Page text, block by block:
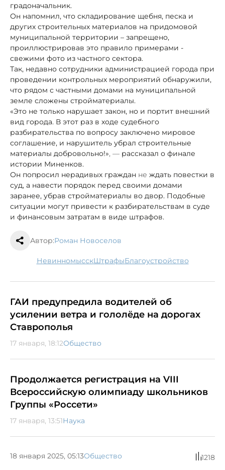
градоначальник.
Он напомнил, что складирование щебня, песка и
других строительных материалов на придомовой
муниципальной территории – запрещено,
проиллюстрировав это правило примерами -
свежими фото из частного сектора.
Так, недавно сотрудники администрацией города при
проведении контрольных мероприятий обнаружили,
что рядом с частными домами на муниципальной
земле сложены стройматериалы.
«Это не только нарушает закон, но и портит внешний
вид города. В этот раз в ходе судебного
разбирательства по вопросу заключено мировое
соглашение, и нарушитель убрал строительные
материалы добровольно!», — рассказал о финале
истории Миненков.
Он попросил нерадивых граждан не ждать повестки в
суд, а навести порядок перед своими домами
заранее, убрав стройматериалы во двор. Подобные
ситуации могут привести к разбирательствам в суде
и финансовым затратам в виде штрафов.
Автор:Роман Новоселов
Невинномысск штрафы благоустройство
ГАИ предупредила водителей об
усилении ветра и гололёде на дорогах
Ставрополья
17 января, 18:12Общество
Продолжается регистрация на VIII
Всероссийскую олимпиаду школьников
Группы «Россети»
17 января, 13:51Наука
18 января 2025, 05:13Общество 1218